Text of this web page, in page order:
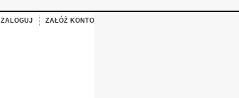
ZALOGUJ ZAŁÓŻ KONTO